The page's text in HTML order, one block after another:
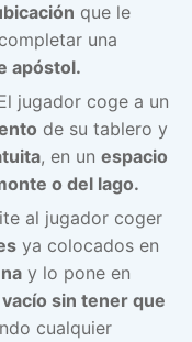
que le
una
apóstol.
jugador coge a un
de su tablero y
, en un espacio
o del lago.
al jugador coger
ya colocados en
y lo pone en
sin tener que
cualquier